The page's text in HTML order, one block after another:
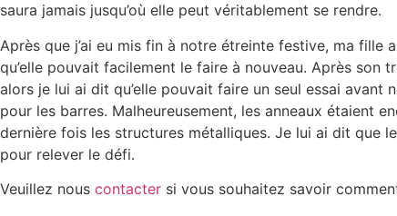
saura jamais jusqu’où elle peut véritablement se rendre.
Après que j’ai eu mis fin à notre étreinte festive, ma
qu’elle pouvait facilement le faire à nouveau. Après son
alors je lui ai dit qu’elle pouvait faire un seul essai avant
pour les barres. Malheureusement, les anneaux étaient
dernière fois les structures métalliques. Je lui ai dit que
pour relever le défi.
Veuillez nous contacter si vous souhaitez savoir